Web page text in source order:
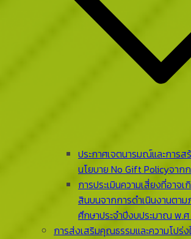
ประกาศเจตนารมณ์และการ
นโยบาย No Gift Policyจาก
การประเมินความเสี่ยงที่อาจ
สินบนจากการดําเนินงานตา
ศึกษาประจําปีงบประมาณ พ.
การส่งเสริมคุณธรรมและความโปร่ง